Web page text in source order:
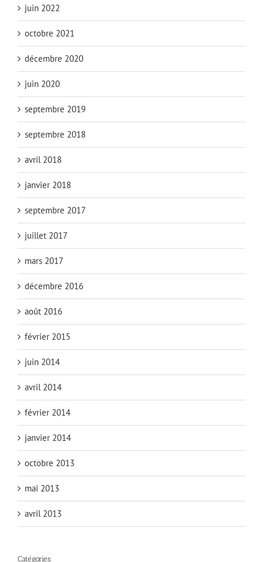
juin 2022
octobre 2021
décembre 2020
juin 2020
septembre 2019
septembre 2018
avril 2018
janvier 2018
septembre 2017
juillet 2017
mars 2017
décembre 2016
août 2016
février 2015
juin 2014
avril 2014
février 2014
janvier 2014
octobre 2013
mai 2013
avril 2013
Catégories